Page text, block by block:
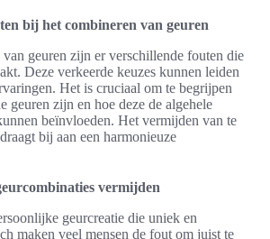
bij het combineren van geuren
geuren zijn er verschillende fouten die
Deze verkeerde keuzes kunnen leiden
Het is cruciaal om te begrijpen
geuren zijn en hoe deze de algehele
beïnvloeden. Het vermijden van te
bij aan een harmonieuze
vermijden
geurcreatie die uniek en
maken veel mensen de fout om juist te